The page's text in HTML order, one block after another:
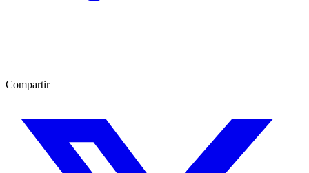
Compartir